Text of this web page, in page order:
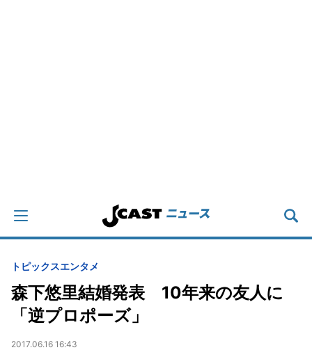
トピックスエンタメ
森下悠里結婚発表 10年来の友人に
「逆プロポーズ」
2017.06.16 16:43